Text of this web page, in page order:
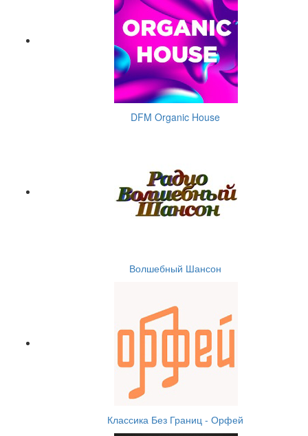
DFM Organic House
Волшебный Шансон
Классика Без Границ - Орфей